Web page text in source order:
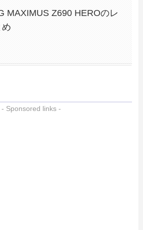
MAXIMUS Z690 HEROのレ
め
- Sponsored links -